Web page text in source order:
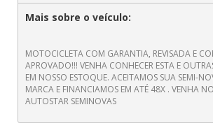
Mais sobre o veículo:
MOTOCICLETA COM GARANTIA, REVISADA E
APROVADO!!! VENHA CONHECER ESTA E
EM NOSSO ESTOQUE. ACEITAMOS SUA SEMI-
MARCA E FINANCIAMOS EM ATÉ 48X . VENHA
AUTOSTAR SEMINOVAS